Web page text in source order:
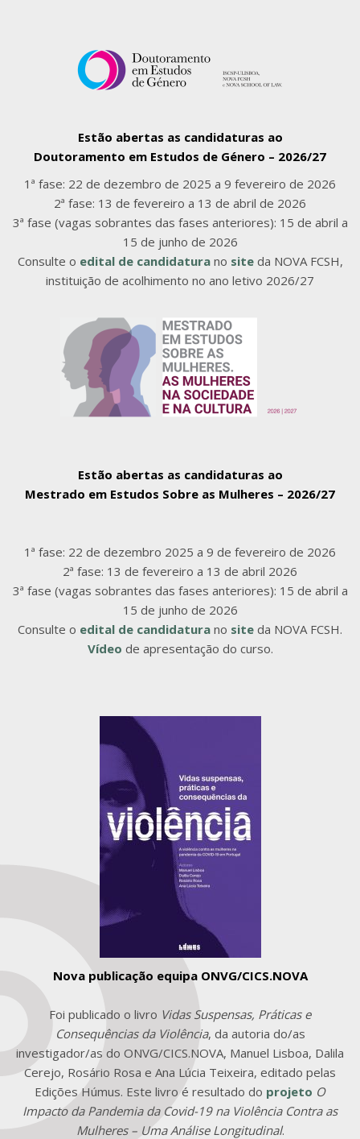
Estão abertas as candidaturas ao
Doutoramento em Estudos de Género – 2026/27
1ª fase: 22 de dezembro de 2025 a 9 fevereiro de 2026
2ª fase: 13 de fevereiro a 13 de abril de 2026
3ª fase (vagas sobrantes das fases anteriores): 15 de abril a
15 de junho de 2026
Consulte o edital de candidaturano siteda NOVA FCSH,
instituição de acolhimento no ano letivo 2026/27
Estão abertas as candidaturas ao
Mestrado em Estudos Sobre as Mulheres – 2026/27
1ª fase: 22 de dezembro 2025 a 9 de fevereiro de 2026
2ª fase: 13 de fevereiro a 13 de abril 2026
3ª fase (vagas sobrantes das fases anteriores): 15 de abril a
15 de junho de 2026
Consulte o edital de candidatura no site da NOVA FCSH.
Vídeo de apresentação do curso.
Nova publicação equipa ONVG/CICS.NOVA
Foi publicado o livro Vidas Suspensas, Práticas e
Consequências da Violência, da autoria do/as
investigador/as do ONVG/CICS.NOVA, Manuel Lisboa, Dalila
Cerejo, Rosário Rosa e Ana Lúcia Teixeira, editado pelas
Edições Húmus. Este livro é resultado do projeto O
Impacto da Pandemia da Covid-19 na Violência Contra as
Mulheres – Uma Análise Longitudinal.